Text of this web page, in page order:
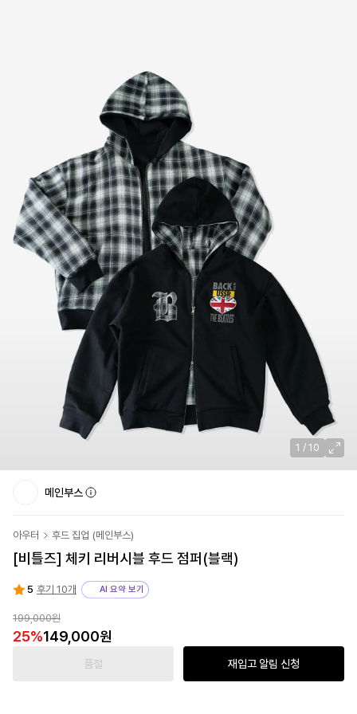
1 / 10
메인부스
아우터 후드 집업 (메인부스)
[비틀즈] 체키 리버시블 후드 점퍼(블랙)
5 후기 10개 AI 요약 보기
199,000원
25%149,000원
품절 재입고 알림 신청